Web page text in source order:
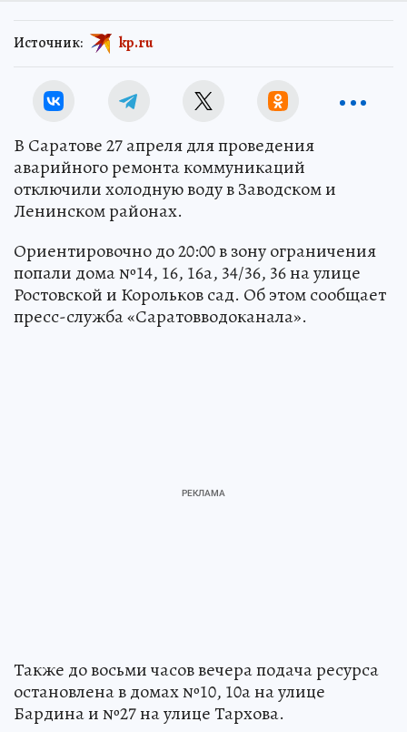
Источник: kp.ru
В Саратове 27 апреля для проведения
аварийного ремонта коммуникаций
отключили холодную воду в Заводском и
Ленинском районах.
Ориентировочно до 20:00 в зону ограничения
попали дома №14, 16, 16а, 34/36, 36 на улице
Ростовской и Корольков сад. Об этом сообщает
пресс-служба «Саратовводоканала».
Также до восьми часов вечера подача ресурса
остановлена в домах №10, 10а на улице
Бардина и №27 на улице Тархова.